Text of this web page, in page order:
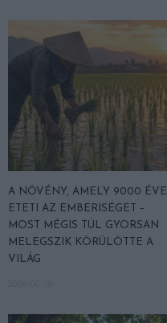
A NÖVÉNY, AMELY 9000 ÉVE
ETETI AZ EMBERISÉGET –
MOST MÉGIS TÚL GYORSAN
MELEGSZIK KÖRÜLÖTTE A
VILÁG